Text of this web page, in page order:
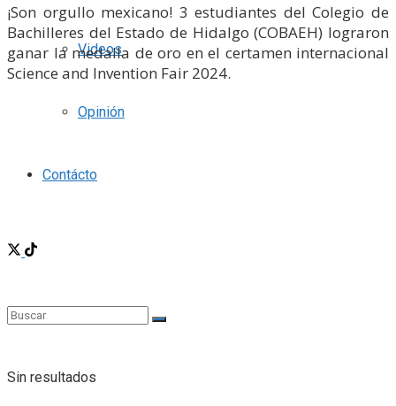
Videos
Opinión
Contácto
Sin resultados
¡Son orgullo mexicano! 3 estudiantes del Colegio de
Bachilleres del Estado de Hidalgo (COBAEH) lograron
ganar la medalla de oro en el certamen internacional
Science and Invention Fair 2024.